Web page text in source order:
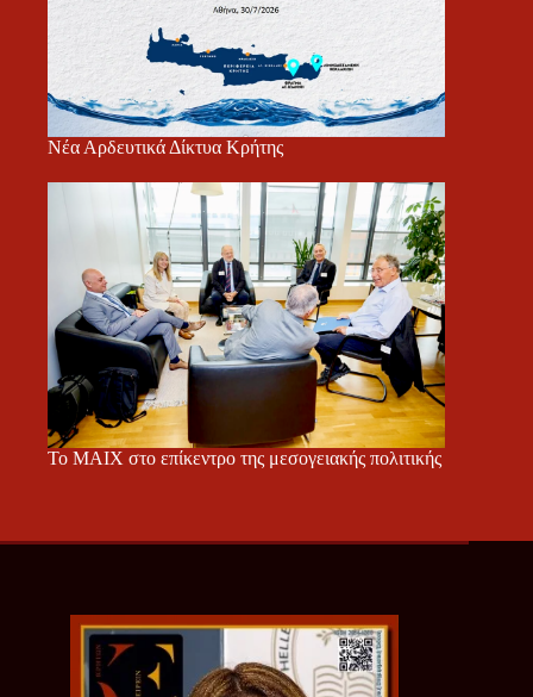
Νέα Αρδευτικά Δίκτυα Κρήτης
Το ΜΑΙΧ στο επίκεντρο της μεσογειακής πολιτικής